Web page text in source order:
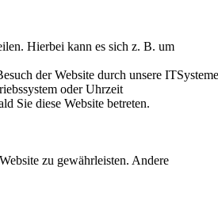
Hierbei kann es sich z. B. um
der Website durch unsere ITSysteme
oder Uhrzeit
Sie diese Website betreten.
zu gewährleisten. Andere